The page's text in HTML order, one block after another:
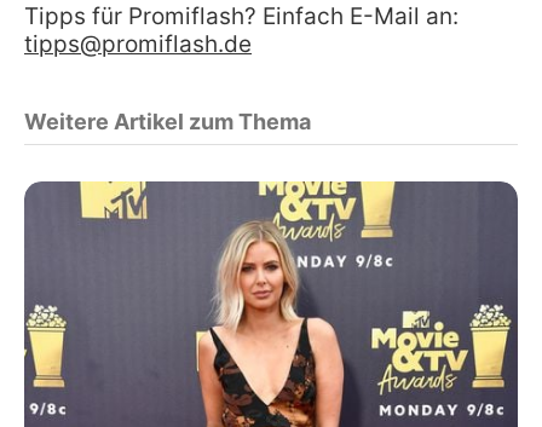
Tipps für Promiflash? Einfach E-Mail an:
tipps@promiflash.de
Weitere Artikel zum Thema